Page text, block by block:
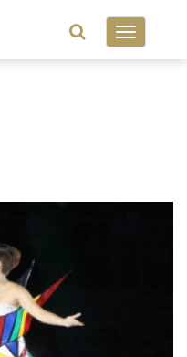
Toggle